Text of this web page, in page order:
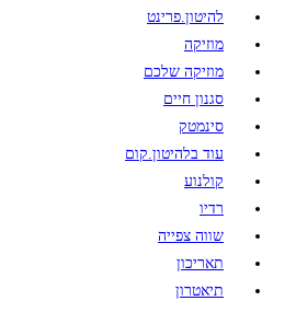
להיטון.פרינט
מוזיקה
מוזיקה שלכם
סגנון חיים
סינמטק
עוד בלהיטון.קום
קולנוע
רדיו
שווה צפייה
תאריכון
תיאטרון